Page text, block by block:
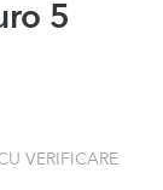
5
VERIFICARE